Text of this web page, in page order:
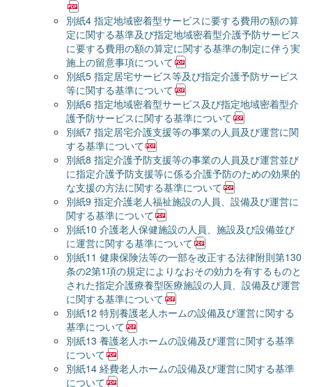
別紙4 指定地域密着型サービスに要する費用の額の算
定に関する基準及び指定地域密着型介護予防サービス
に要する費用の額の算定に関する基準の制定に伴う実
施上の留意事項について
別紙5 指定居宅サービス等及び指定介護予防サービス
等に関する基準について
別紙6 指定地域密着型サービス及び指定地域密着型介
護予防サービスに関する基準について
別紙7 指定居宅介護支援等の事業の人員及び運営に関
する基準について
別紙8 指定介護予防支援等の事業の人員及び運営並び
に指定介護予防支援等に係る介護予防のための効果的
な支援の方法に関する基準について
別紙9 指定介護老人福祉施設の人員、設備及び運営に
関する基準について
別紙10 介護老人保健施設の人員、施設及び設備並び
に運営に関する基準について
別紙11 健康保険法等の一部を改正する法律附則第130
条の2第1項の規定によりなおその効力を有するものと
された指定介護療養型医療施設の人員、設備及び運営
に関する基準について
別紙12 特別養護老人ホームの設備及び運営に関する
基準について
別紙13 養護老人ホームの設備及び運営に関する基準
について
別紙14 経費老人ホームの設備及び運営に関する基準
について